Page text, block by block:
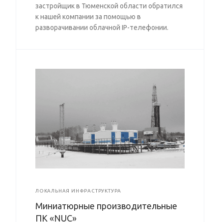
застройщик в Тюменской области обратился
к нашей компании за помощью в
разворачивании облачной IP-телефонии.
ЛОКАЛЬНАЯ ИНФРАСТРУКТУРА
Миниатюрные производительные
ПК «NUC»